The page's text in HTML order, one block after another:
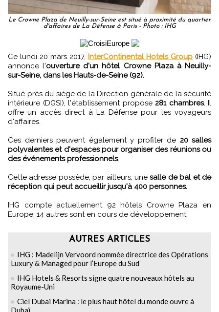
Le Crowne Plaza de Neuilly-sur-Seine est situé à proximité du quartier
d'affaires de La Défense à Paris - Photo : IHG
Ce lundi 20 mars 2017, InterContinental Hotels Group (IHG)
annonce l'ouverture d'un hôtel Crowne Plaza à Neuilly-
sur-Seine, dans les Hauts-de-Seine (92).
Situé près du siège de la Direction générale de la sécurité
intérieure (DGSI), l'établissement propose 281 chambres. Il
offre un accès direct à La Défense pour les voyageurs
d'affaires.
Ces derniers peuvent également y profiter de 20 salles
polyvalentes et d'espaces pour organiser des réunions ou
des événements professionnels.
Cette adresse possède, par ailleurs, unesalle de bal et de
réception qui peut accueillir jusqu'à 400 personnes.
IHG compte actuellement 92 hôtels Crowne Plaza en
Europe. 14 autres sont en cours de développement.
AUTRES ARTICLES
IHG : Madelijn Vervoord nommée directrice des Opérations
Luxury & Managed pour l’Europe du Sud
IHG Hotels & Resorts signe quatre nouveaux hôtels au
Royaume-Uni
Ciel Dubai Marina : le plus haut hôtel du monde ouvre à
Dubaï